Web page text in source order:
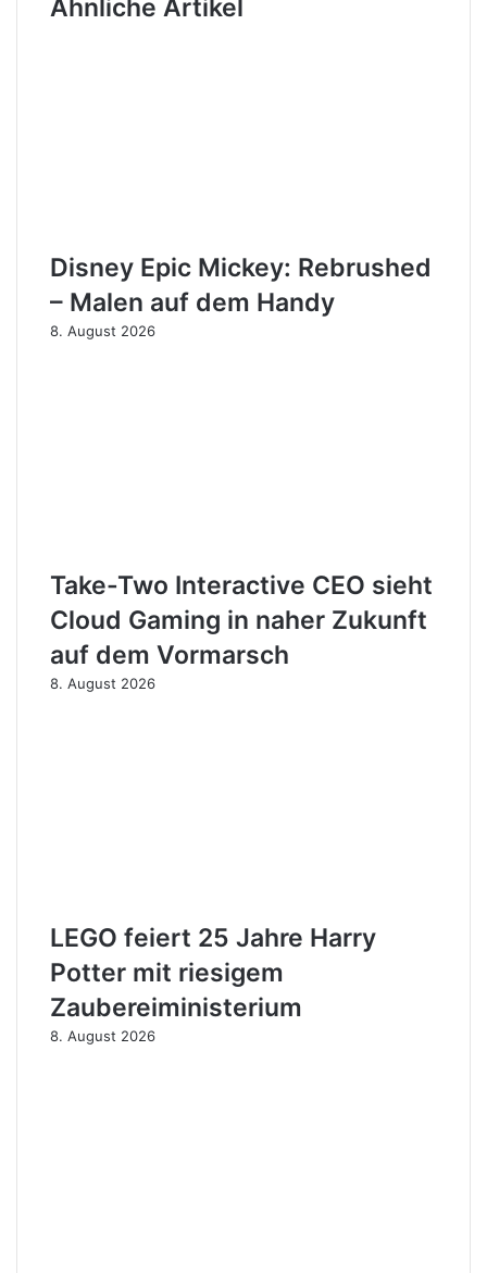
Ähnliche Artikel
Disney Epic Mickey: Rebrushed
– Malen auf dem Handy
8. August 2026
Take-Two Interactive CEO sieht
Cloud Gaming in naher Zukunft
auf dem Vormarsch
8. August 2026
LEGO feiert 25 Jahre Harry
Potter mit riesigem
Zaubereiministerium
8. August 2026